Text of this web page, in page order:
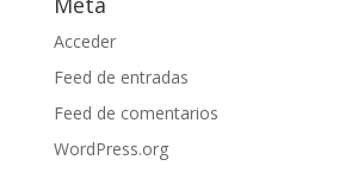
Acceder
Feed de entradas
Feed de comentarios
WordPress.org